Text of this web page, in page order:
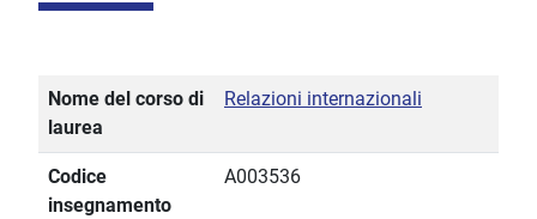
Nome del corso di
laurea
Relazioni internazionali
Codice
insegnamento
A003536